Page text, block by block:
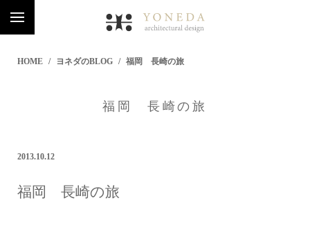
HOME ヨネダのBLOG 福岡 長崎の旅
福岡 長崎の旅
2013.10.12
福岡 長崎の旅